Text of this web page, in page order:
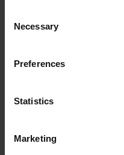
Selection
Necessary
Preferences
Statistics
Marketing
Esto se debe a que
Teltonika Networks,
productos,
Este enfoque
ciberseguridad,
seguridad y la calidad